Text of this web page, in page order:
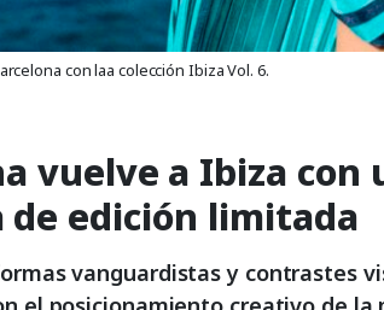
con laa colección Ibiza Vol. 6.
vuelve a Ibiza con
de edición limitada
vanguardistas y contrastes